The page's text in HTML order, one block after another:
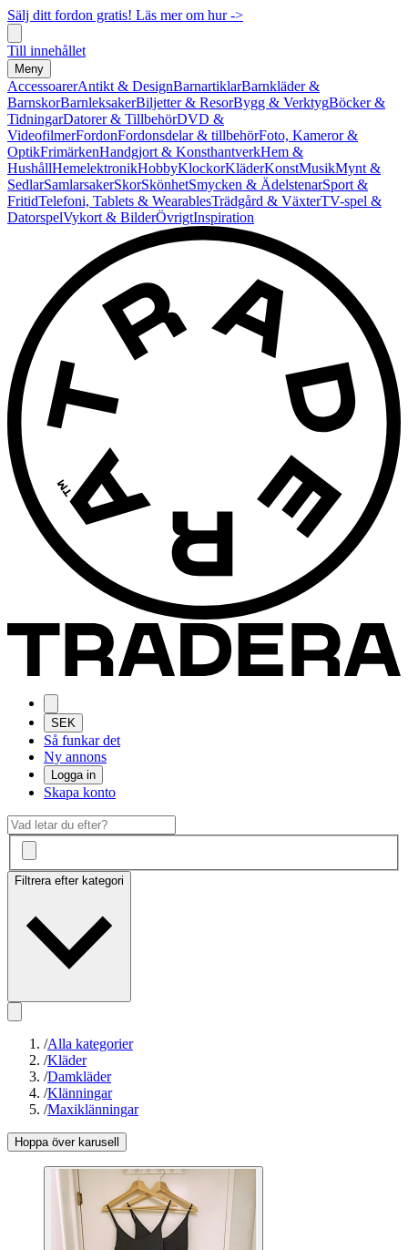
Sälj ditt fordon gratis! Läs mer om hur ->
Till innehållet
Meny
AccessoarerAntikt & DesignBarnartiklarBarnkläder &
BarnskorBarnleksakerBiljetter & ResorBygg & VerktygBöcker &
TidningarDatorer & TillbehörDVD &
VideofilmerFordonFordonsdelar & tillbehörFoto, Kameror &
OptikFrimärkenHandgjort & KonsthantverkHem &
HushållHemelektronikHobbyKlockorKläderKonstMusikMynt &
SedlarSamlarsakerSkorSkönhetSmycken & ÄdelstenarSport &
FritidTelefoni, Tablets & WearablesTrädgård & VäxterTV-spel &
DatorspelVykort & BilderÖvrigtInspiration
SEK
Så funkar det
Ny annons
Logga in
Skapa konto
Filtrera efter kategori
/Alla kategorier
/Kläder
/Damkläder
/Klänningar
/Maxiklänningar
Hoppa över karusell